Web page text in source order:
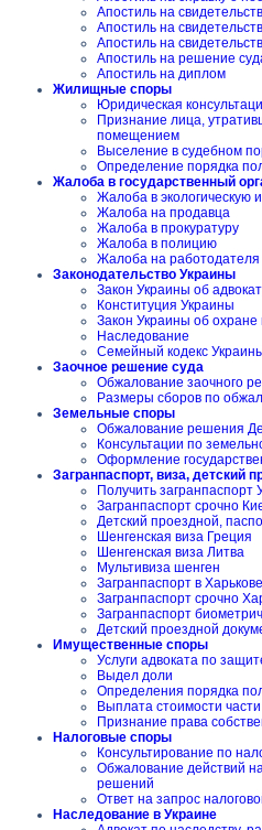
Апостиль на
Апостиль на
Апостиль на
Апостиль на решение
Апостиль на диплом
Жилищные споры
Юридическая
Признание лица,
помещением
Выселение в судебном
Определение порядка
Жалоба в государственный
Жалоба в экологическую
Жалоба на продавца
Жалоба в прокуратуру
Жалоба в полицию
Жалоба на работодателя
Законодательство Украины
Закон Украины об
Конституция Украины
Закон Украины об охране
Наследование
Семейный кодекс
Заочное решение суда
Обжалование заочного
Размеры сборов по
Земельные споры
Обжалование решения
Консультации по
Оформление
Загранпаспорт, виза, детский
Получить загранпаспорт
Загранпаспорт срочно
Детский проездной,
Шенгенская виза Греция
Шенгенская виза Литва
Мультивиза шенген
Загранпаспорт в Харькове
Загранпаспорт срочно
Загранпаспорт
Детский проездной
Имущественные споры
Услуги адвоката по
Выдел доли
Определения порядка
Выплата стоимости
Признание права
Налоговые споры
Консультирование по
Обжалование действий
решений
Ответ на запрос
Наследование в Украине